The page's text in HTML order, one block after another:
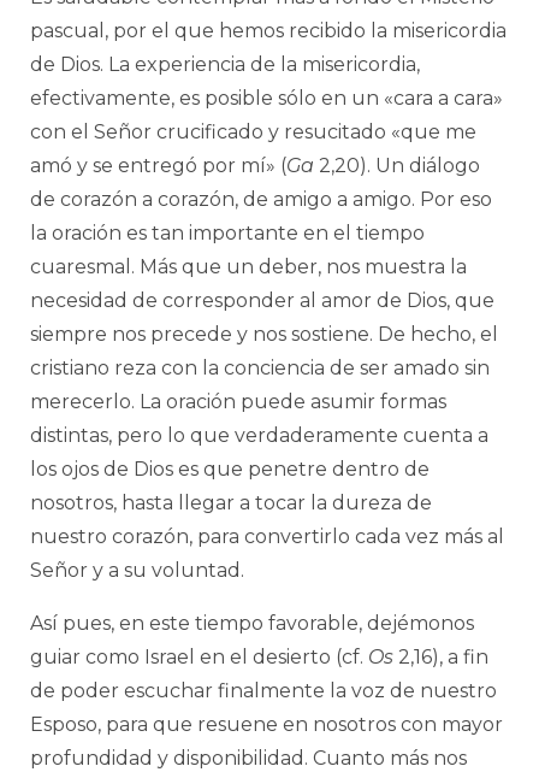
pascual, por el que hemos recibido la misericordia
de Dios. La experiencia de la misericordia,
efectivamente, es posible sólo en un «cara a cara»
con el Señor crucificado y resucitado «que me
amó y se entregó por mí» (Ga 2,20). Un diálogo
de corazón a corazón, de amigo a amigo. Por eso
la oración es tan importante en el tiempo
cuaresmal. Más que un deber, nos muestra la
necesidad de corresponder al amor de Dios, que
siempre nos precede y nos sostiene. De hecho, el
cristiano reza con la conciencia de ser amado sin
merecerlo. La oración puede asumir formas
distintas, pero lo que verdaderamente cuenta a
los ojos de Dios es que penetre dentro de
nosotros, hasta llegar a tocar la dureza de
nuestro corazón, para convertirlo cada vez más al
Señor y a su voluntad.
Así pues, en este tiempo favorable, dejémonos
guiar como Israel en el desierto (cf. Os 2,16), a fin
de poder escuchar finalmente la voz de nuestro
Esposo, para que resuene en nosotros con mayor
profundidad y disponibilidad. Cuanto más nos